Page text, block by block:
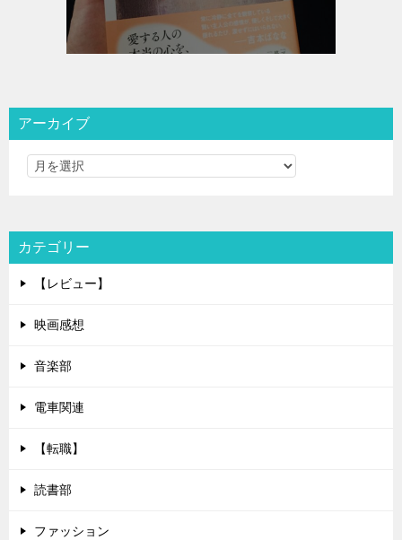
アーカイブ
カテゴリー
【レビュー】
映画感想
音楽部
電車関連
【転職】
読書部
ファッション